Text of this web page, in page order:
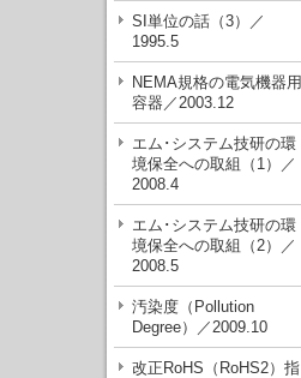
SI単位の話（3）／
1995.5
NEMA規格の電気機器用
容器／2003.12
エム･システム技研の環
境保全への取組（1）／
2008.4
エム･システム技研の環
境保全への取組（2）／
2008.5
汚染度（Pollution
Degree）／2009.10
改正RoHS（RoHS2）指